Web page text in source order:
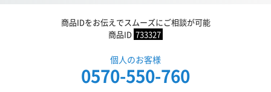
商品IDをお伝えでスムーズにご相談が可能
商品ID 733327
個人のお客様
0570-550-760